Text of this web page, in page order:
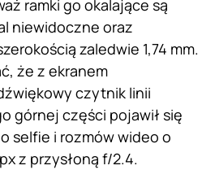
ramki go okalające są
niewidoczne oraz
zaledwie 1,74 mm.
że z ekranem
czytnik linii
górnej części pojawił się
selfie i rozmów wideo o
z przysłoną f/2.4.